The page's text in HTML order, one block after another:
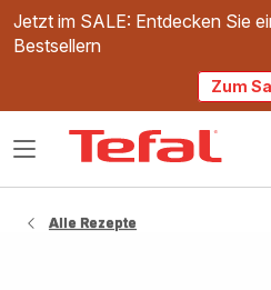
Jetzt im SALE: Entdecken Sie
Bestsellern
Zum
Das
Alle Rezepte